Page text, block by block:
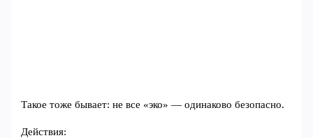
Такое тоже бывает: не все «эко» — одинаково безопасно.
Действия: